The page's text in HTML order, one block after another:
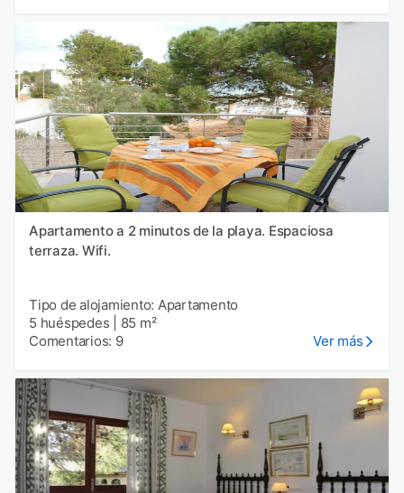
Apartamento a 2 minutos de la playa. Espaciosa
terraza. Wifi.
Tipo de alojamiento: Apartamento
5 huéspedes
85 m²
Comentarios: 9
Ver más